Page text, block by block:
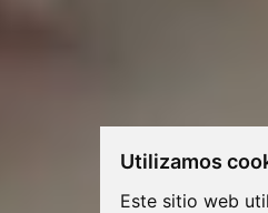
Utilizamos
Este sitio web